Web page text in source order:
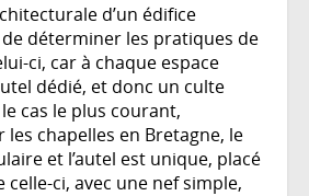
d’un édifice
déterminer les pratiques de
ci, car à chaque espace
dédié, et donc un culte
cas le plus courant,
chapelles en Bretagne, le
et l’autel est unique, placé
ci, avec une nef simple,